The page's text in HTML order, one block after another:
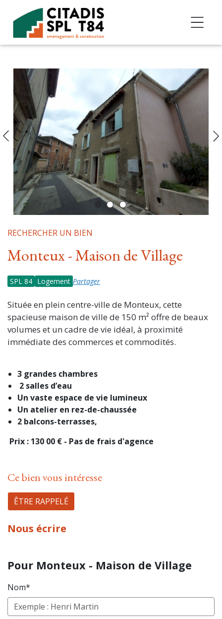
Accéder au contenu
RECHERCHER UN BIEN
Monteux - Maison de Village
SPL 84 Logement Partager
Située en plein centre-ville de Monteux, cette
spacieuse maison de ville de 150 m² offre de beaux
volumes et un cadre de vie idéal, à proximité
immédiate des commerces et commodités.
3 grandes chambres
2 salles d’eau
Un vaste espace de vie lumineux
Un atelier en rez-de-chaussée
2 balcons-terrasses,
Prix : 130 00 € - Pas de frais d'agence
Ce bien vous intéresse
ÊTRE RAPPELÉ
Nous écrire
Pour Monteux - Maison de Village
Nom*